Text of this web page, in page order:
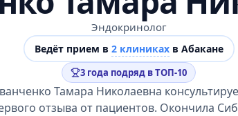
Эндокринолог
Ведёт прием в 2 клиникахв Абакане
3 года подряд в ТОП-10
Тамара Николаевна
отзыва от пациентов. Окончила